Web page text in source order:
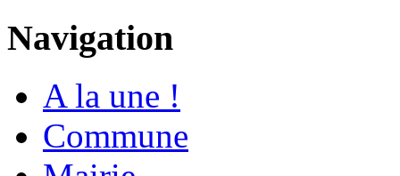
Navigation
A la une !
Commune